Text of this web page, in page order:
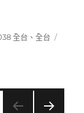
全台 、全台